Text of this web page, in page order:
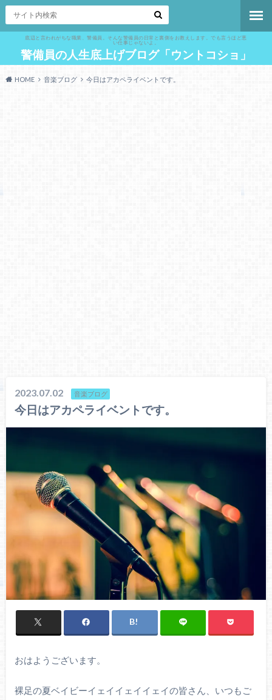
底辺と言われがちな職業、警備員。そんな警備員の日常と裏側をお教えします。でも言うほど悪
い仕事じゃないよ。
警備員の人生底上げブログ「ウントコショ」
HOME 音楽ブログ 今日はアカペライベントです。
2023.07.02 音楽ブログ
今日はアカペライベントです。
おはようございます。
裸足の夏ベイビーイェイイェイイェイの皆さん、いつもご